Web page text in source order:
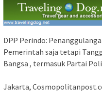
DPP Perindo:
Pemerintah saja tetapi
Bangsa , termasuk Partai
Jakarta,